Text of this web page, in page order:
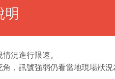
明
況進行限速。
，訊號強弱仍看當地現場狀